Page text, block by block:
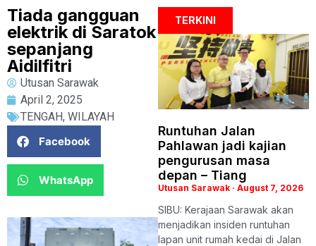
Tiada gangguan
elektrik di Saratok
sepanjang
Aidilfitri
Utusan Sarawak
April 2, 2025
TENGAH, WILAYAH
Facebook
WhatsApp
TERKINI
Runtuhan Jalan
Pahlawan jadi kajian
pengurusan masa
depan – Tiang
Utusan Sarawak August 7, 2026
SIBU: Kerajaan Sarawak akan
menjadikan insiden runtuhan
lapan unit rumah kedai di Jalan